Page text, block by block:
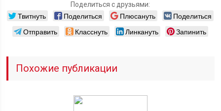
Поделиться с друзьями:
Твитнуть Поделиться Плюсануть
Поделиться
Отправить
Класснуть Линкануть Запинить
Похожие публикации